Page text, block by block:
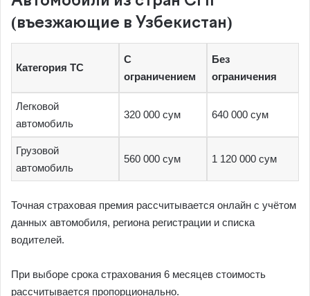
(въезжающие в Узбекистан)
Категория ТС
С
ограничением
Без
ограничения
Легковой
автомобиль
320 000 сум 640 000 сум
Грузовой
автомобиль
560 000 сум 1 120 000 сум
Точная страховая премия рассчитывается онлайн с учётом
данных автомобиля, региона регистрации и списка
водителей.
При выборе срока страхования 6 месяцев стоимость
рассчитывается пропорционально.